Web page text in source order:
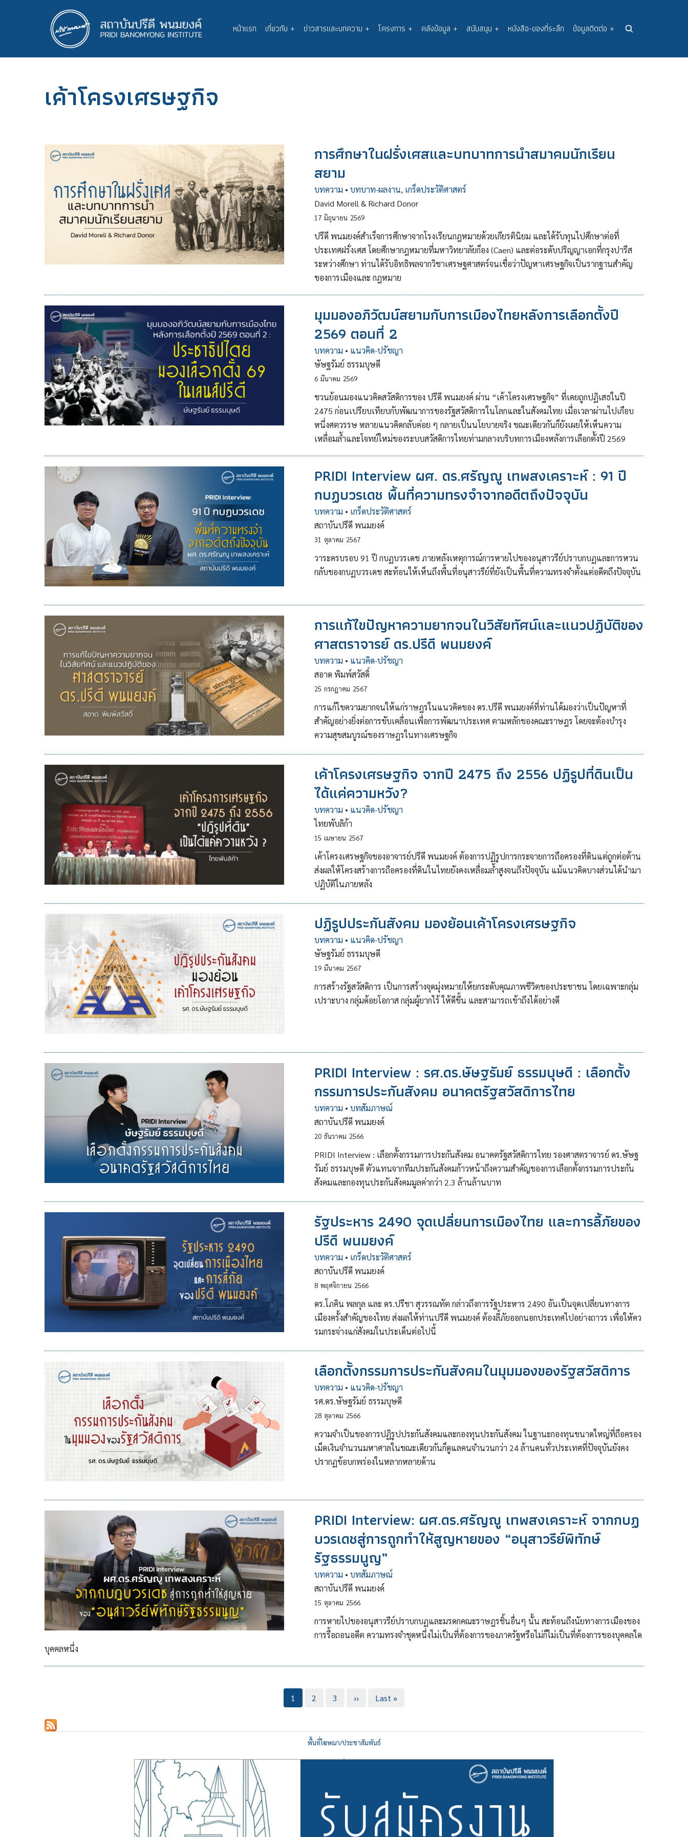
Main
navigation
หน้าแรก เกี่ยวกับ + ข่าวสารและบทความ + โครงการ + คลังข้อมูล + สนับสนุน + หนังสือ-ของที่ระลึก ข้อมูลติดต่อ +
เค้าโครงเศรษฐกิจ
การศึกษาในฝรั่งเศสและบทบาทการนำสมาคมนักเรียน
สยาม
บทความ • บทบาท-ผลงาน, เกร็ดประวัติศาสตร์
David Morell & Richard Donor
17 มิถุนายน 2569
ปรีดี พนมยงค์สำเร็จการศึกษาจากโรงเรียนกฎหมายด้วยเกียรตินิยม และได้รับทุนไปศึกษาต่อที่
ประเทศฝรั่งเศส โดยศึกษากฎหมายที่มหาวิทยาลัยก็อง (Caen) และต่อระดับปริญญาเอกที่กรุงปารีส
ระหว่างศึกษา ท่านได้รับอิทธิพลจากวิชาเศรษฐศาสตร์จนเชื่อว่าปัญหาเศรษฐกิจเป็นรากฐานสำคัญ
ของการเมืองและ กฎหมาย
มุมมองอภิวัฒน์สยามกับการเมืองไทยหลังการเลือกตั้งปี
2569 ตอนที่ 2
บทความ • แนวคิด-ปรัชญา
ษัษฐรัมย์ ธรรมบุษดี
6 มีนาคม 2569
ชวนย้อนมองแนวคิดสวัสดิการของ ปรีดี พนมยงค์ ผ่าน “เค้าโครงเศรษฐกิจ” ที่เคยถูกปฏิเสธในปี
2475 ก่อนเปรียบเทียบกับพัฒนาการของรัฐสวัสดิการในโลกและในสังคมไทย เมื่อเวลาผ่านไปเกือบ
หนึ่งศตวรรษ หลายแนวคิดกลับค่อย ๆ กลายเป็นนโยบายจริง ขณะเดียวกันก็ยังเผยให้เห็นความ
เหลื่อมล้ำและโจทย์ใหม่ของระบบสวัสดิการไทยท่ามกลางบริบทการเมืองหลังการเลือกตั้งปี 2569
PRIDI Interview ผศ. ดร.ศรัญญู เทพสงเคราะห์ : 91 ปี
กบฏบวรเดช พื้นที่ความทรงจำจากอดีตถึงปัจจุบัน
บทความ • เกร็ดประวัติศาสตร์
สถาบันปรีดี พนมยงค์
31 ตุลาคม 2567
วาระครบรอบ 91 ปี กบฏบวรเดช ภายหลังเหตุการณ์การหายไปของอนุสาวรีย์ปราบกบฏและการหวน
กลับของกบฏบวรเดช สะท้อนให้เห็นถึงพื้นที่อนุสาวรีย์ที่ยังเป็นพื้นที่ความทรงจำตั้งแต่อดีตถึงปัจจุบัน
การแก้ไขปัญหาความยากจนในวิสัยทัศน์และแนวปฏิบัติของ
ศาสตราจารย์ ดร.ปรีดี พนมยงค์
บทความ • แนวคิด-ปรัชญา
สอาด พิมพ์สวัสดิ์
25 กรกฎาคม 2567
การแก้ไขความยากจนให้แก่ราษฎรในแนวคิดของ ดร.ปรีดี พนมยงค์ที่ท่านได้มองว่าเป็นปัญหาที่
สำคัญอย่างยิ่งต่อการขับเคลื่อนเพื่อการพัฒนาประเทศ ตามหลักของคณะราษฎร โดยจะต้องบำรุง
ความสุขสมบูรณ์ของราษฎรในทางเศรษฐกิจ
เค้าโครงเศรษฐกิจ จากปี 2475 ถึง 2556 ปฏิรูปที่ดินเป็น
ได้แค่ความหวัง?
บทความ • แนวคิด-ปรัชญา
ไทยพับลิก้า
15 เมษายน 2567
เค้าโครงเศรษฐกิจของอาจารย์ปรีดี พนมยงค์ ต้องการปฏิรูปการกระจายการถือครองที่ดินแต่ถูกต่อต้าน
ส่งผลให้โครงสร้างการถือครองที่ดินในไทยยังคงเหลื่อมล้ำสูงจนถึงปัจจุบัน แม้แนวคิดบางส่วนได้นำมา
ปฏิบัติในภายหลัง
ปฏิรูปประกันสังคม มองย้อนเค้าโครงเศรษฐกิจ
บทความ • แนวคิด-ปรัชญา
ษัษฐรัมย์ ธรรมบุษดี
19 มีนาคม 2567
การสร้างรัฐสวัสดิการ เป็นการสร้างจุดมุ่งหมายให้ยกระดับคุณภาพชีวิตของประชาชน โดยเฉพาะกลุ่ม
เปราะบาง กลุ่มด้อยโอกาส กลุ่มผู้ยากไร้ ให้ดีขึ้น และสามารถเข้าถึงได้อย่างดี
PRIDI Interview : รศ.ดร.ษัษฐรัมย์ ธรรมบุษดี : เลือกตั้ง
กรรมการประกันสังคม อนาคตรัฐสวัสดิการไทย
บทความ • บทสัมภาษณ์
สถาบันปรีดี พนมยงค์
20 ธันวาคม 2566
PRIDI Interview : เลือกตั้งกรรมการประกันสังคม อนาคตรัฐสวัสดิการไทย รองศาสตราจารย์ ดร.ษัษฐ
รัมย์ ธรรมบุษดี ตัวแทนจากทีมประกันสังคมก้าวหน้าถึงความสำคัญของการเลือกตั้งกรรมการประกัน
สังคมและกองทุนประกันสังคมมูลค่ากว่า 2.3 ล้านล้านบาท
รัฐประหาร 2490 จุดเปลี่ยนการเมืองไทย และการลี้ภัยของ
ปรีดี พนมยงค์
บทความ • เกร็ดประวัติศาสตร์
สถาบันปรีดี พนมยงค์
8 พฤศจิกายน 2566
ดร.โภคิน พลกุล และ ดร.ปรีชา สุวรรณทัต กล่าวถึงการรัฐประหาร 2490 อันเป็นจุดเปลี่ยนทางการ
เมืองครั้งสำคัญของไทย ส่งผลให้ท่านปรีดี พนมยงค์ ต้องลี้ภัยออกนอกประเทศไปอย่างถาวร เพื่อใหัคว
รมกระจ่างแก่สังคมในประเด็นต่อไปนี้
เลือกตั้งกรรมการประกันสังคมในมุมมองของรัฐสวัสดิการ
บทความ • แนวคิด-ปรัชญา
รศ.ดร.ษัษฐรัมย์ ธรรมบุษดี
28 ตุลาคม 2566
ความจำเป็นของการปฏิรูปประกันสังคมและกองทุนประกันสังคม ในฐานะกองทุนขนาดใหญ่ที่ถือครอง
เม็ดเงินจำนวนมหาศาลในขณะเดียวกันก็ดูแลคนจำนวนกว่า 24 ล้านคนทั่วประเทศที่ปัจจุบันยังคง
ปรากฏข้อบกพร่องในหลากหลายด้าน
PRIDI Interview: ผศ.ดร.ศรัญญู เทพสงเคราะห์ จากกบฏ
บวรเดชสู่การถูกทำให้สูญหายของ “อนุสาวรีย์พิทักษ์
รัฐธรรมนูญ”
บทความ • บทสัมภาษณ์
สถาบันปรีดี พนมยงค์
15 ตุลาคม 2566
การหายไปของอนุสาวรีย์ปราบกบฏและมรดกคณะราษฎรชิ้นอื่นๆ นั้น สะท้อนถึงนัยทางการเมืองของ
การรื้อถอนอดีต ความทรงจำชุดหนึ่งไม่เป็นที่ต้องการของภาครัฐหรือไม่ก็ไม่เป็นที่ต้องการของบุคคลใด
บุคคลหนึ่ง
Current
1 Page
2 Page
3
Next
››
Last
Last »
พื้นที่โฆษณา/ประชาสัมพันธ์